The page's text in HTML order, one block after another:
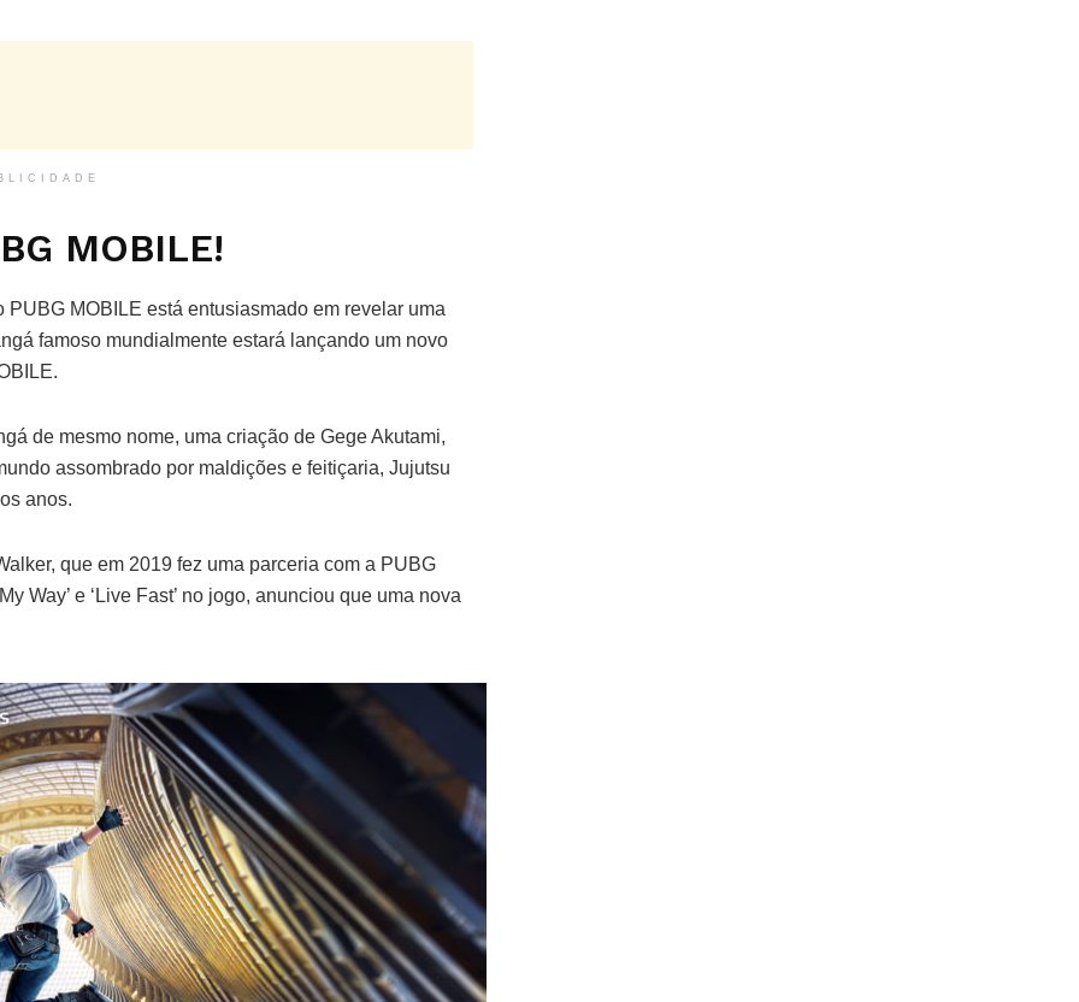
MOBILE!
MOBILE está entusiasmado em revelar uma
famoso mundialmente estará lançando um novo
de mesmo nome, uma criação de Gege Akutami,
assombrado por maldições e feitiçaria, Jujutsu
anos.
que em 2019 fez uma parceria com a PUBG
Way’ e ‘Live Fast’ no jogo, anunciou que uma nova